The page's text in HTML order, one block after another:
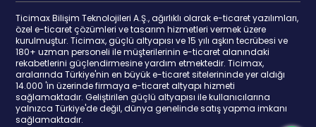
Ticimax Bilişim Teknolojileri A.Ş., ağırlıklı olarak e-ticaret yazılımları,
özel e-ticaret çözümleri ve tasarım hizmetleri vermek üzere
kurulmuştur. Ticimax, güçlü altyapısı ve 15 yılı aşkın tecrübesi ve
180+ uzman personeli ile müşterilerinin e-ticaret alanındaki
rekabetlerini güçlendirmesine yardım etmektedir. Ticimax,
aralarında Türkiye'nin en büyük e-ticaret sitelerininde yer aldığı
14.000 'in üzerinde firmaya e-ticaret altyapı hizmeti
sağlamaktadır. Geliştirilen güçlü altyapısı ile kullanıcılarına
yalnızca Türkiye'de değil, dünya genelinde satış yapma imkanı
sağlamaktadır.